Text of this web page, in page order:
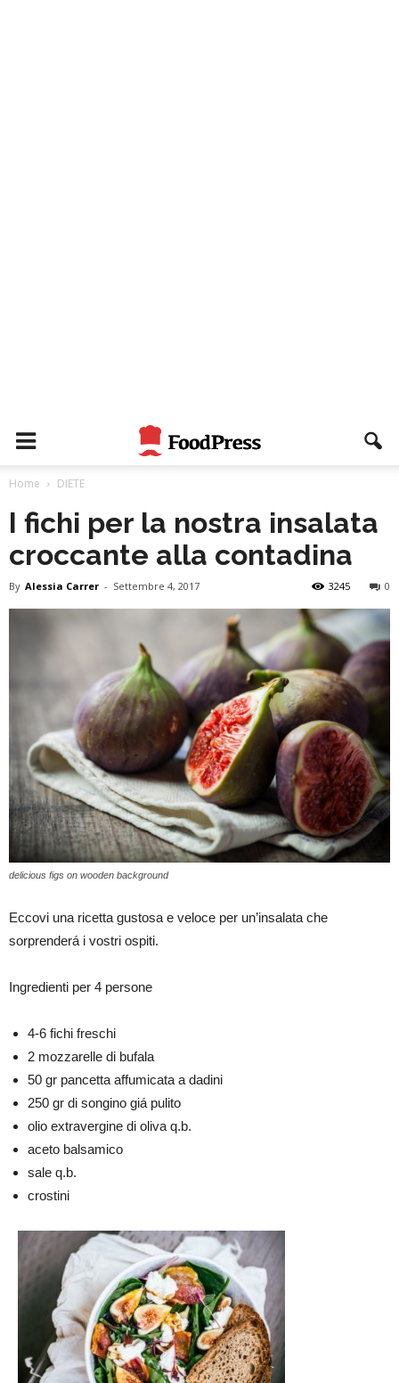
Home DIETE
I fichi per la nostra insalata
croccante alla contadina
By Alessia Carrer - Settembre 4, 2017 0
3245
delicious figs on wooden background
Eccovi una ricetta gustosa e veloce per un’insalata che
sorprenderá i vostri ospiti.
Ingredienti per 4 persone
4-6 fichi freschi
2 mozzarelle di bufala
50 gr pancetta affumicata a dadini
250 gr di songino giá pulito
olio extravergine di oliva q.b.
aceto balsamico
sale q.b.
crostini